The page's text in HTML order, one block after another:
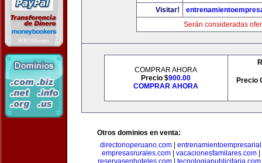
Visitar!
Serán consideradas
COMPRAR AHORA
Precio $900.00
COMPRAR AHORA
Precio
Otros dominios en venta:
directorioperuano.com|
empresasrurales.com| vacacionesfamilares.com|
reservasenhoteles.com
tecnologiapublicitaria.com